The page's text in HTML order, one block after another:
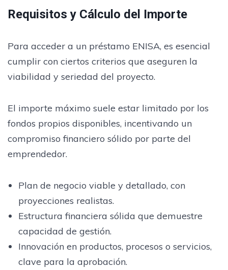
Requisitos y Cálculo del Importe
Para acceder a un préstamo ENISA, es esencial
cumplir con ciertos criterios que aseguren la
viabilidad y seriedad del proyecto.
El importe máximo suele estar limitado por los
fondos propios disponibles, incentivando un
compromiso financiero sólido por parte del
emprendedor.
Plan de negocio viable y detallado, con
proyecciones realistas.
Estructura financiera sólida que demuestre
capacidad de gestión.
Innovación en productos, procesos o servicios,
clave para la aprobación.